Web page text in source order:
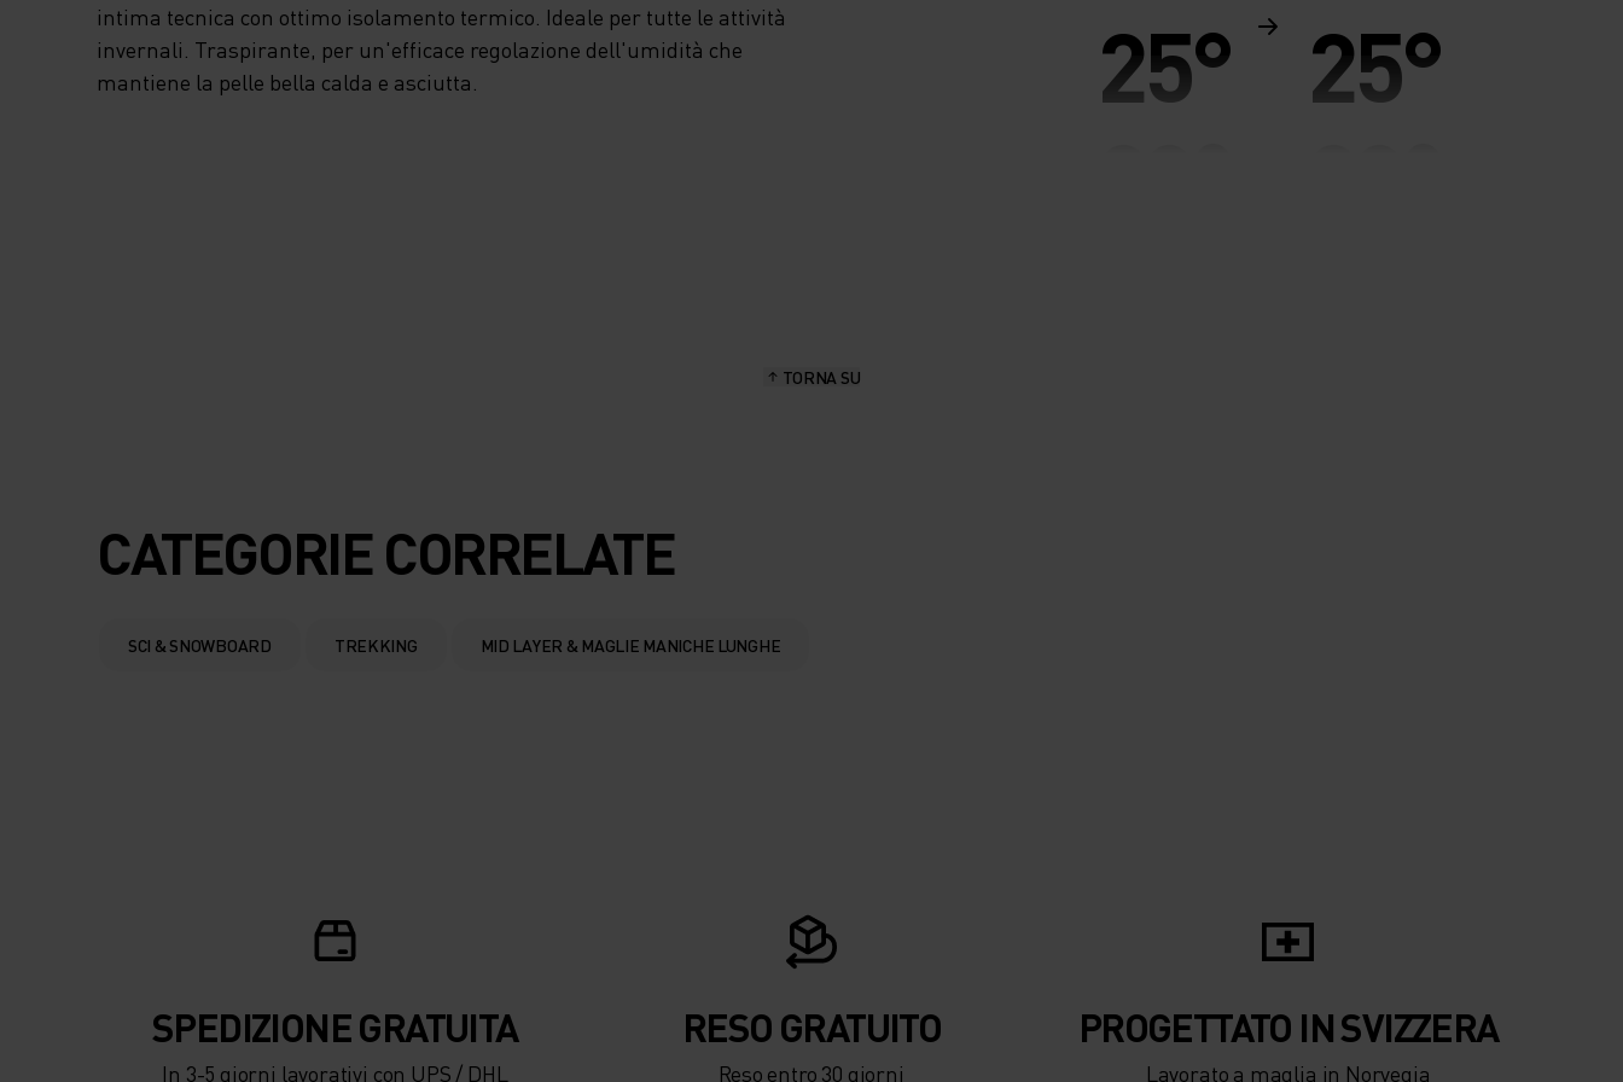
intima tecnica con ottimo isolamento termico. Ideale per tutte le attività
invernali. Traspirante, per un'efficace regolazione dell'umidità che
mantiene la pelle bella calda e asciutta.
25°
25°
-15°
TORNA SU
CATEGORIE CORRELATE
SCI & SNOWBOARD TREKKING MID LAYER & MAGLIE MANICHE LUNGHE
SPEDIZIONE ​​​​​​GRATUITA
In 3-5 giorni lavorativi con UPS / DHL
RESO GRATUITO
Reso entro 30 giorni
PROGETTATO IN SVIZZERA
Lavorato a maglia in Norvegia